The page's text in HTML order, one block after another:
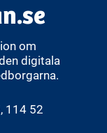
om
digitala
114 52